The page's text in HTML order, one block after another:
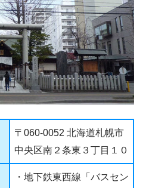
〒060-0052 北海道札幌市
中央区南２条東３丁目１０
・地下鉄東西線「バスセン